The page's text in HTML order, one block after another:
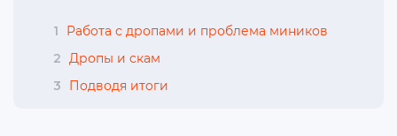
1
Работа с дропами и проблема миников
2 Дропы и скам
3
Подводя итоги